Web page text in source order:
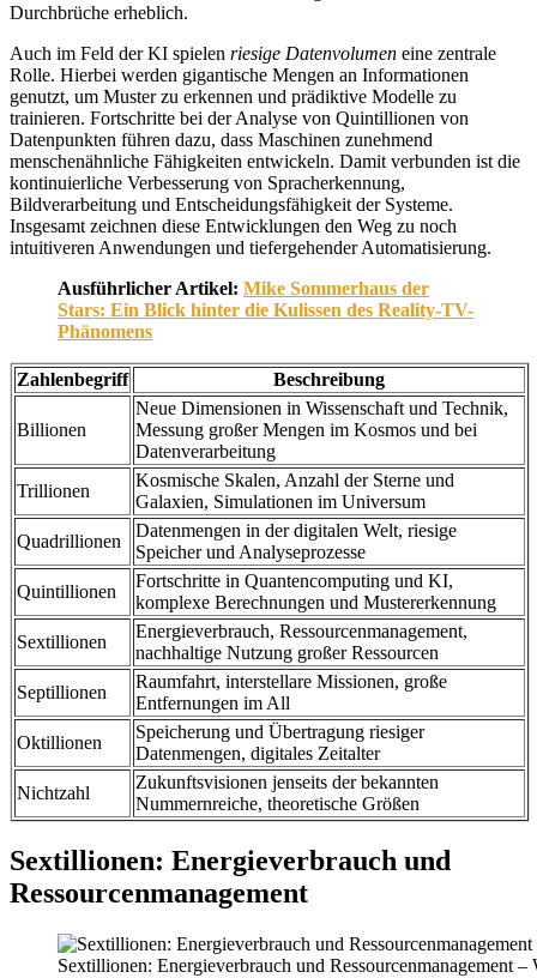
Durchbrüche erheblich.
Auch im Feld der KI spielen riesige Datenvolumen eine zentrale
Rolle. Hierbei werden gigantische Mengen an Informationen
genutzt, um Muster zu erkennen und prädiktive Modelle zu
trainieren. Fortschritte bei der Analyse von Quintillionen von
Datenpunkten führen dazu, dass Maschinen zunehmend
menschenähnliche Fähigkeiten entwickeln. Damit verbunden ist die
kontinuierliche Verbesserung von Spracherkennung,
Bildverarbeitung und Entscheidungsfähigkeit der Systeme.
Insgesamt zeichnen diese Entwicklungen den Weg zu noch
intuitiveren Anwendungen und tiefergehender Automatisierung.
Ausführlicher Artikel: Mike Sommerhaus der
Stars: Ein Blick hinter die Kulissen des Reality-TV-
Phänomens
Zahlenbegriff Beschreibung
Billionen
Neue Dimensionen in Wissenschaft und Technik,
Messung großer Mengen im Kosmos und bei
Datenverarbeitung
Trillionen
Kosmische Skalen, Anzahl der Sterne und
Galaxien, Simulationen im Universum
Quadrillionen
Datenmengen in der digitalen Welt, riesige
Speicher und Analyseprozesse
Quintillionen
Fortschritte in Quantencomputing und KI,
komplexe Berechnungen und Mustererkennung
Sextillionen
Energieverbrauch, Ressourcenmanagement,
nachhaltige Nutzung großer Ressourcen
Septillionen
Raumfahrt, interstellare Missionen, große
Entfernungen im All
Oktillionen
Speicherung und Übertragung riesiger
Datenmengen, digitales Zeitalter
Nichtzahl
Zukunftsvisionen jenseits der bekannten
Nummernreiche, theoretische Größen
Sextillionen: Energieverbrauch und
Ressourcenmanagement
Sextillionen: Energieverbrauch und Ressourcenmanagement